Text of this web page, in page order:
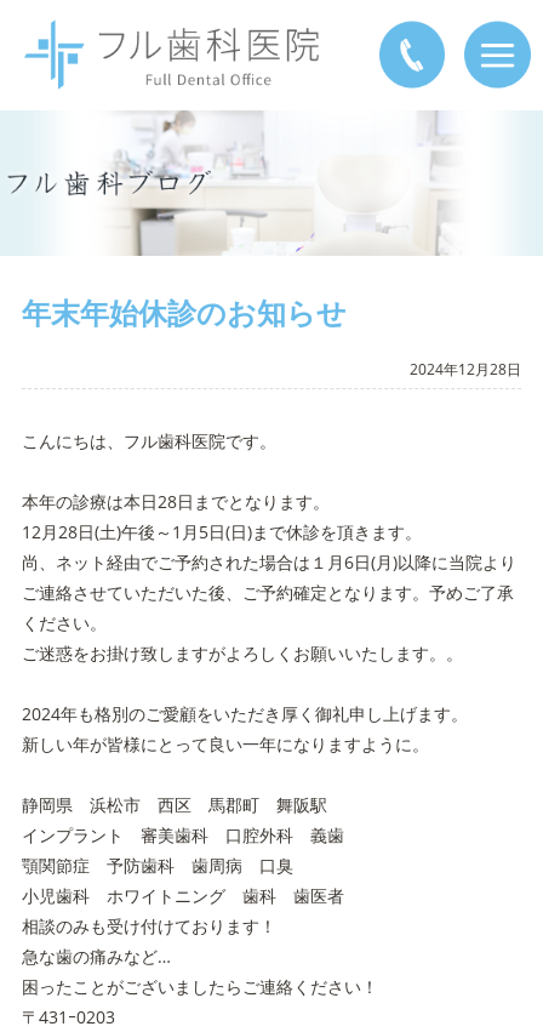
年末年始休診のお知らせ
2024年12月28日
こんにちは、フル歯科医院です。
本年の診療は本日28日までとなります。
12月28日(土)午後～1月5日(日)まで休診を頂きます。
尚、ネット経由でご予約された場合は１月6日(月)以降に当院より
ご連絡させていただいた後、ご予約確定となります。予めご了承
ください。
ご迷惑をお掛け致しますがよろしくお願いいたします。。
2024年も格別のご愛顧をいただき厚く御礼申し上げます。
新しい年が皆様にとって良い一年になりますように。
静岡県 浜松市 西区 馬郡町 舞阪駅
インプラント 審美歯科 口腔外科 義歯
顎関節症 予防歯科 歯周病 口臭
小児歯科 ホワイトニング 歯科 歯医者
相談のみも受け付けております！
急な歯の痛みなど…
困ったことがございましたらご連絡ください！
〒431ｰ0203